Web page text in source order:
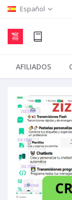
Español
AFILIADOS